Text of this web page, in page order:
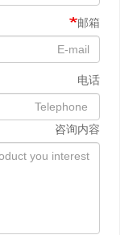
邮箱
电话
咨询内容